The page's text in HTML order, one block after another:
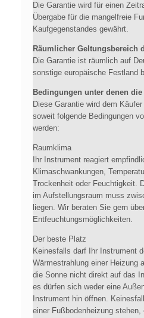
Die Garantie wird für einen
Übergabe für die mangelfreie
Kaufgegenstandes gewährt.
Räumlicher Geltungsbereich
Die Garantie ist räumlich auf
sonstige europäische Festland
Bedingungen unter denen
Diese Garantie wird dem
soweit folgende Bedingungen
werden:
Raumklima
Ihr Instrument reagiert
Klimaschwankungen,
Trockenheit oder Feuchtigkeit.
im Aufstellungsraum muss
liegen. Wir beraten Sie gern
Entfeuchtungsmöglichkeiten.
Der beste Platz
Keinesfalls darf Ihr Instrument
Wärmestrahlung einer Heizung
die Sonne nicht direkt auf das
es dürfen sich weder eine
Instrument hin öffnen.
einer Fußbodenheizung